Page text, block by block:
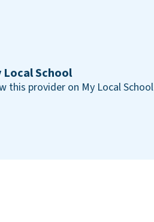
Local School
this provider on My Local School